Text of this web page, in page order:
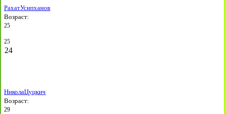
РахатУсипханов
Возраст:
25
25
24
НиколаЦуцкич
Возраст:
29